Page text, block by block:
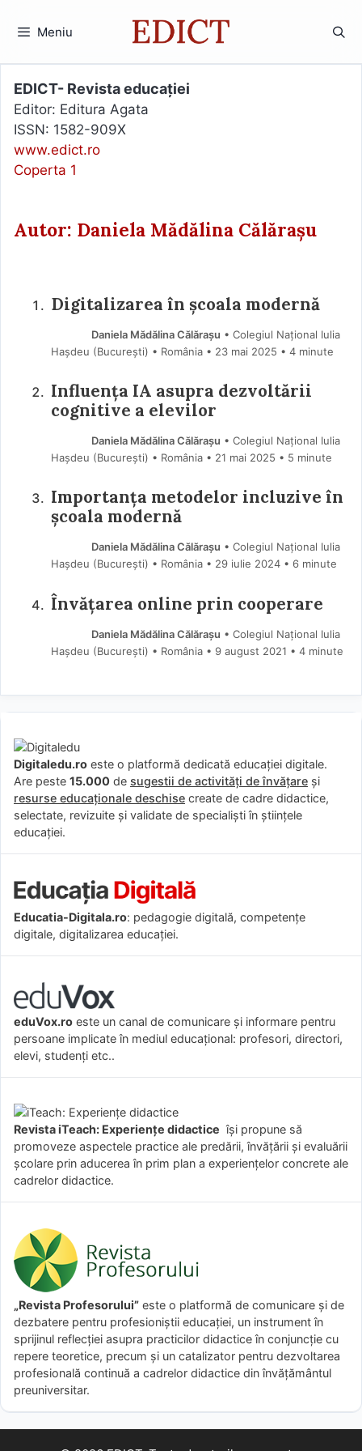
Meniu
EDICT- Revista educației
Editor: Editura Agata
ISSN: 1582-909X
www.edict.ro
Coperta 1
Autor: Daniela Mădălina Călărașu
Digitalizarea în școala modernă
Daniela Mădălina Călărașu • Colegiul Național Iulia
Hașdeu (Bucureşti) • România
23 mai 2025 • 4 minute
Influența IA asupra dezvoltării
cognitive a elevilor
Daniela Mădălina Călărașu • Colegiul Național Iulia
Hașdeu (Bucureşti) • România
21 mai 2025 • 5 minute
Importanța metodelor incluzive în
școala modernă
Daniela Mădălina Călărașu • Colegiul Național Iulia
Hașdeu (Bucureşti) • România
29 iulie 2024 • 6 minute
Învățarea online prin cooperare
Daniela Mădălina Călărașu • Colegiul Național Iulia
Hașdeu (Bucureşti) • România
9 august 2021 • 4 minute
Digitaledu.ro este o platformă dedicată educației digitale.
Are peste 15.000 de sugestii de activități de învățare și
resurse educaționale deschise create de cadre didactice,
selectate, revizuite și validate de specialiști în științele
educației.
Educatia-Digitala.ro: pedagogie digitală, competențe
digitale, digitalizarea educației.
eduVox.ro este un canal de comunicare și informare pentru
persoane implicate în mediul educațional: profesori, directori,
elevi, studenți etc..
Revista iTeach: Experienţe didactice îşi propune să
promoveze aspectele practice ale predării, învăţării şi evaluării
şcolare prin aducerea în prim plan a experienţelor concrete ale
cadrelor didactice.
„Revista Profesorului” este o platformă de comunicare și de
dezbatere pentru profesioniștii educației, un instrument în
sprijinul reflecției asupra practicilor didactice în conjuncție cu
repere teoretice, precum și un catalizator pentru dezvoltarea
profesională continuă a cadrelor didactice din învățământul
preuniversitar.